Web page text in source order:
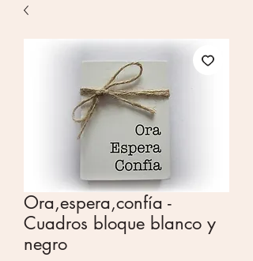
Ora,espera,confía -
Cuadros bloque blanco y
negro